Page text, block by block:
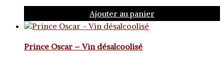
Ajouter au panier
Prince Oscar – Vin désalcoolisé